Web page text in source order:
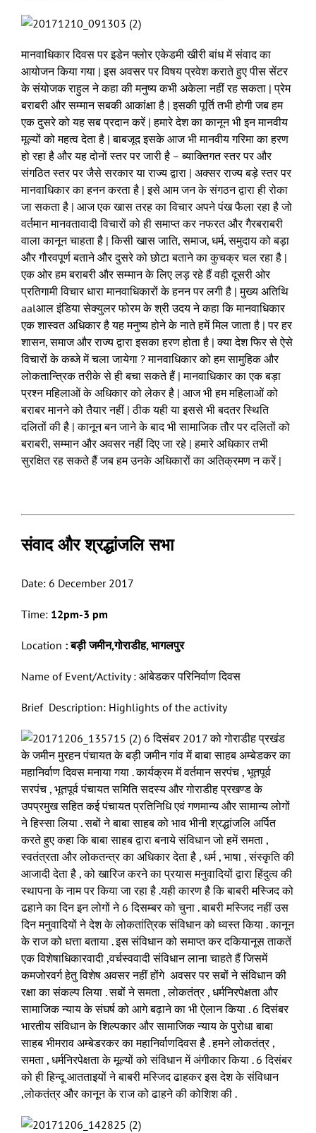
मानवाधिकार दिवस पर इडेन फ्लोर एकेडमी खीरी बांध में संवाद का
आयोजन किया गया | इस अवसर पर विषय प्रवेश कराते हुए पीस सेंटर
के संयोजक राहुल ने कहा की मनुष्य कभी अकेला नहीं रह सकता | प्रेम
बराबरी और सम्मान सबकी आकांक्षा है | इसकी पूर्ति तभी होगी जब हम
एक दुसरे को यह सब प्रदान करें | हमारे देश का कानून भी इन मानवीय
मूल्यों को महत्व देता है | बाबजूद इसके आज भी मानवीय गरिमा का हरण
हो रहा है और यह दोनों स्तर पर जारी है – ब्याक्तिगत स्तर पर और
संगठित स्तर पर जैसे सरकार या राज्य द्वारा | अक्सर राज्य बड़े स्तर पर
मानवाधिकार का हनन करता है | इसे आम जन के संगठन द्वारा ही रोका
जा सकता है | आज एक खास तरह का विचार अपने पंख फैला रहा है जो
वर्तमान मानवतावादी विचारों को ही समाप्त कर नफरत और गैरबराबरी
वाला कानून चाहता है | किसी खास जाति, समाज, धर्म, समुदाय को बड़ा
और गौरवपूर्ण बताने और दुसरे को छोटा बताने का कुचक्र चल रहा है |
एक ओर हम बराबरी और सम्मान के लिए लड़ रहे हैं वही दूसरी ओर
प्रतिगामी विचार धारा मानवाधिकारों के हनन पर लगी है | मुख्य अतिथि
aalआल इंडिया सेक्युलर फोरम के श्री उदय ने कहा कि मानवाधिकार
एक शास्वत अधिकार है यह मनुष्य होने के नाते हमें मिल जाता है | पर हर
शासन, समाज और राज्य द्वारा इसका हरण होता है | क्या देश फिर से ऐसे
विचारों के कब्जे में चला जायेगा ? मानवाधिकार को हम सामुहिक और
लोकतान्त्रिक तरीके से ही बचा सकते हैं | मानवाधिकार का एक बड़ा
प्रश्न महिलाओं के अधिकार को लेकर है | आज भी हम महिलाओं को
बराबर मानने को तैयार नहीं | ठीक यही या इससे भी बदतर स्थिति
दलितों की है | कानून बन जाने के बाद भी सामाजिक तौर पर दलितों को
बराबरी, सम्मान और अवसर नहीं दिए जा रहे | हमारे अधिकार तभी
सुरक्षित रह सकते हैं जब हम उनके अधिकारों का अतिक्रमण न करें |
संवाद और श्रद्धांजलि सभा
Date: 6 December 2017
Time: 12pm-3 pm
Location :बड़ी जमीन,गोराडीह, भागलपुर
Name of Event/Activity : आंबेडकर परिनिर्वाण दिवस
Brief Description: Highlights of the activity
6 दिसंबर 2017 को गोराडीह प्रखंड
के जमीन मुरहन पंचायत के बड़ी जमीन गांव में बाबा साहब अम्बेडकर का
महानिर्वाण दिवस मनाया गया . कार्यक्रम में वर्तमान सरपंच , भूतपूर्व
सरपंच , भूतपूर्व पंचायत समिति सदस्य और गोराडीह प्रखण्ड के
उपप्रमुख सहित कई पंचायत प्रतिनिधि एवं गणमान्य और सामान्य लोगों
ने हिस्सा लिया . सबों ने बाबा साहब को भाव भीनी श्रद्धांजलि अर्पित
करते हुए कहा कि बाबा साहब द्वारा बनाये संविधान जो हमें समता ,
स्वतंत्रता और लोकतन्त्र का अधिकार देता है , धर्म , भाषा , संस्कृति की
आजादी देता है , को खारिज करने का प्रयास मनुवादियों द्वारा हिंदुत्व की
स्थापना के नाम पर किया जा रहा है .यही कारण है कि बाबरी मस्जिद को
ढहाने का दिन इन लोगों ने 6 दिसम्बर को चुना . बाबरी मस्जिद नहीं उस
दिन मनुवादियों ने देश के लोकतांत्रिक संविधान को ध्वस्त किया . कानून
के राज को धत्ता बताया . इस संविधान को समाप्त कर दकियानूस ताकतें
एक विशेषाधिकारवादी ,वर्चस्ववादी संविधान लाना चाहते हैं जिसमें
कमजोरवर्ग हेतु विशेष अवसर नहीं होंगे अवसर पर सबों ने संविधान की
रक्षा का संकल्प लिया . सबों ने समता , लोकतंत्र , धर्मनिरपेक्षता और
सामाजिक न्याय के संघर्ष को आगे बढ़ाने का भी ऐलान किया . 6 दिसंबर
भारतीय संविधान के शिल्पकार और सामाजिक न्याय के पुरोधा बाबा
साहब भीमराव अम्बेडरकर का महानिर्वाणदिवस है . हमने लोकतंत्र ,
समता , धर्मनिरपेक्षता के मूल्यों को संविधान में अंगीकार किया . 6 दिसंबर
को ही हिन्दू आतताइयों ने बाबरी मस्जिद ढाहकर इस देश के संविधान
,लोकतंत्र और कानून के राज को ढाहने की कोशिश की .